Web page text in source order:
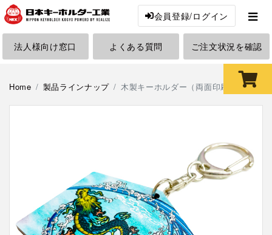
会員登録/ログイン
法人様向け窓口 よくある質問 ご注文状況を確認
Home 製品ラインナップ 木製キーホルダー（両面印刷）